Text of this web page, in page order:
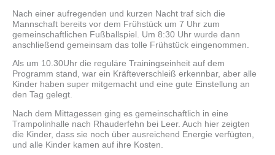
Nach einer aufregenden und kurzen Nacht traf sich die
Mannschaft bereits vor dem Frühstück um 7 Uhr zum
gemeinschaftlichen Fußballspiel. Um 8:30 Uhr wurde dann
anschließend gemeinsam das tolle Frühstück eingenommen.
Als um 10.30Uhr die reguläre Trainingseinheit auf dem
Programm stand, war ein Kräfteverschleiß erkennbar, aber alle
Kinder haben super mitgemacht und eine gute Einstellung an
den Tag gelegt.
Nach dem Mittagessen ging es gemeinschaftlich in eine
Trampolinhalle nach Rhauderfehn bei Leer. Auch hier zeigten
die Kinder, dass sie noch über ausreichend Energie verfügten,
und alle Kinder kamen auf ihre Kosten.